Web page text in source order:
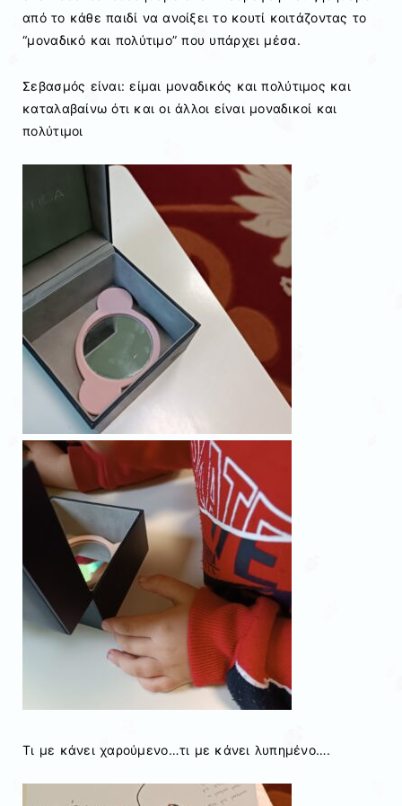
από το κάθε παιδί να ανοίξει το κουτί κοιτάζοντας το
“μοναδικό και πολύτιμο” που υπάρχει μέσα.
Σεβασμός είναι: είμαι μοναδικός και πολύτιμος και
καταλαβαίνω ότι και οι άλλοι είναι μοναδικοί και
πολύτιμοι
Τι με κάνει χαρούμενο…τι με κάνει λυπημένο….